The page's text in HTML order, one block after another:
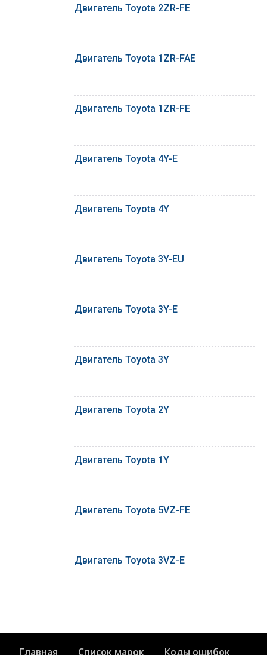
Двигатель Toyota 2ZR-FE
Двигатель Toyota 1ZR-FAE
Двигатель Toyota 1ZR-FE
Двигатель Toyota 4Y-E
Двигатель Toyota 4Y
Двигатель Toyota 3Y-EU
Двигатель Toyota 3Y-E
Двигатель Toyota 3Y
Двигатель Toyota 2Y
Двигатель Toyota 1Y
Двигатель Toyota 5VZ-FE
Двигатель Toyota 3VZ-E
Главная Список марок Коды ошибок